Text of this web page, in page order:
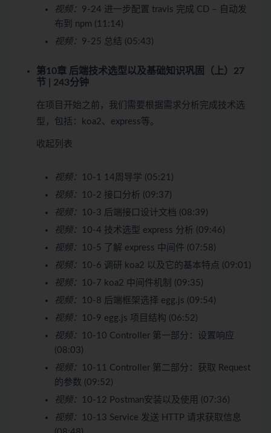
视频： 9-24 进一步配置 travis 完成 CD – 自动发
布到 npm (11:14)
视频： 9-25 总结 (05:43)
第10章 后端技术选型以及基础知识巩固（上） 27
节 | 243分钟
在项目开始之前，我们需要根据需求分析完成技术选
型，包括：koa2、express等。
收起列表
视频：
10-1 14周导学 (05:21)
视频：
10-2 接口分析 (09:37)
视频：
10-3 后端接口设计文档 (08:39)
视频：
10-4 技术选型 express 分析 (09:46)
视频：
10-5 了解 express 中间件 (07:58)
视频：
10-6 调研 koa2 以及它的基本特点 (09:01)
视频：
10-7 koa2 中间件机制 (09:35)
视频：
10-8 后端框架选择 egg.js (09:54)
视频：
10-9 egg.js 项目结构 (06:52)
视频：
10-10 Controller 第一部分：设置响应
(08:03)
视频：
10-11 Controller 第二部分：获取 Request
的参数 (09:52)
视频：
10-12 Postman安装以及使用 (07:36)
视频：
10-13 Service 发送 HTTP 请求获取信息